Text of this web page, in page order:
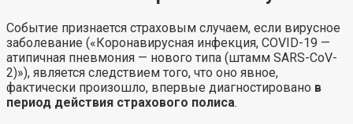
Событие признается страховым случаем, если вирусное
заболевание («Коронавирусная инфекция, COVID-19 —
атипичная пневмония — нового типа (штамм SARS-CoV-
2)»), является следствием того, что оно явное,
фактически произошло, впервые диагностировано в
период действия страхового полиса.